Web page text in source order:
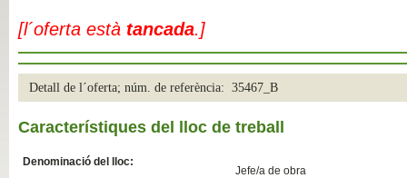
[l´oferta està tancada.]
Detall de l´oferta; núm. de referència: 35467_B
Característiques del lloc de treball
Denominació del lloc:
Jefe/a de obra